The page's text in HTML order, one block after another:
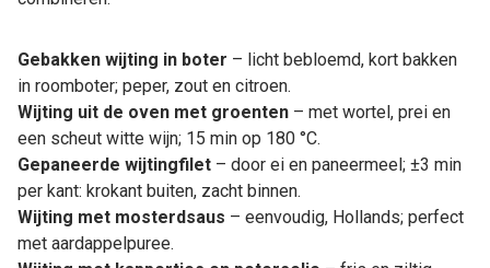
Gebakken wijting in boter – licht bebloemd, kort bakken
in roomboter; peper, zout en citroen.
Wijting uit de oven met groenten – met wortel, prei en
een scheut witte wijn; 15 min op 180 °C.
Gepaneerde wijtingfilet – door ei en paneermeel; ±3 min
per kant: krokant buiten, zacht binnen.
Wijting met mosterdsaus – eenvoudig, Hollands; perfect
met aardappelpuree.